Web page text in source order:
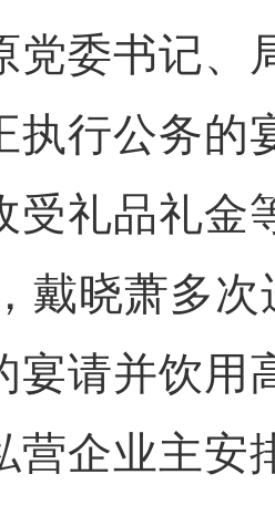
党委书记、
执行公务的
受礼品礼金
戴晓萧多
宴请并饮用
营企业主安